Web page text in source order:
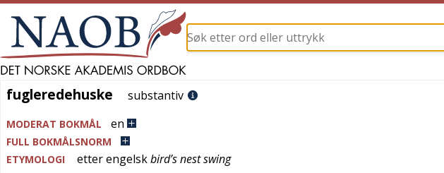
fugleredehuske
fugleredehuske substantiv
MODERAT BOKMÅL en
FULL BOKMÅLSNORM
ETYMOLOGI
etterengelskbird’s nest swing